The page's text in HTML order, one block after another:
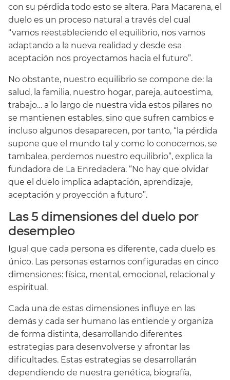
con su pérdida todo esto se altera. Para Macarena, el
duelo es un proceso natural a través del cual
“vamos reestableciendo el equilibrio, nos vamos
adaptando a la nueva realidad y desde esa
aceptación nos proyectamos hacia el futuro”.
No obstante, nuestro equilibrio se compone de: la
salud, la familia, nuestro hogar, pareja, autoestima,
trabajo… a lo largo de nuestra vida estos pilares no
se mantienen estables, sino que sufren cambios e
incluso algunos desaparecen, por tanto, “la pérdida
supone que el mundo tal y como lo conocemos, se
tambalea, perdemos nuestro equilibrio”, explica la
fundadora de La Enredadera. “No hay que olvidar
que el duelo implica adaptación, aprendizaje,
aceptación y proyección a futuro”.
Las 5 dimensiones del duelo por
desempleo
Igual que cada persona es diferente, cada duelo es
único. Las personas estamos configuradas en cinco
dimensiones: física, mental, emocional, relacional y
espiritual.
Cada una de estas dimensiones influye en las
demás y cada ser humano las entiende y organiza
de forma distinta, desarrollando diferentes
estrategias para desenvolverse y afrontar las
dificultades. Estas estrategias se desarrollarán
dependiendo de nuestra genética, biografía,